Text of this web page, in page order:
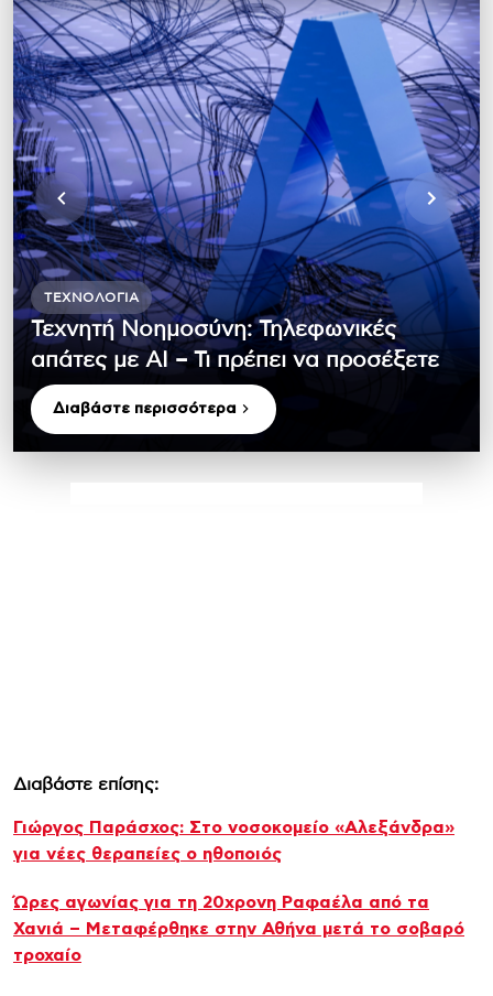
ΤΕΧΝΟΛΟΓΊΑ
Τεχνητή Νοημοσύνη: Τηλεφωνικές
απάτες με ΑΙ – Τι πρέπει να προσέξετε
Διαβάστε περισσότερα
Διαβάστε επίσης:
Γιώργος Παράσχος: Στο νοσοκομείο «Αλεξάνδρα»
για νέες θεραπείες ο ηθοποιός
Ώρες αγωνίας για τη 20χρονη Ραφαέλα από τα
Χανιά – Μεταφέρθηκε στην Αθήνα μετά το σοβαρό
τροχαίο